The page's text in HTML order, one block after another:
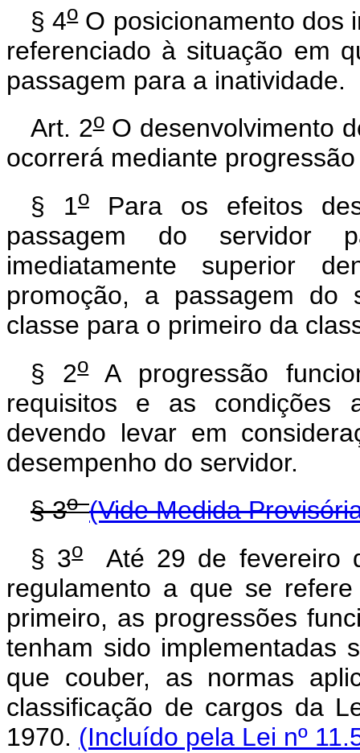
§ 4oO posicionamento dos
referenciado à situação em
passagem para a inatividade.
Art. 2oO desenvolvimento
ocorrerá mediante
§ 1oPara os efeitos
passagem do servidor
imediatamente superior
promoção, a passagem
classe para o primeiro da
§ 2oA progressão
requisitos e as condições
devendo levar em
desempenho do servidor.
§ 3o(Vide Medida
§ 3oAté 29 de fevereiro
regulamento a que se
primeiro, as progressões
tenham sido implementadas
que couber, as normas
classificação de cargos da
1970. (Incluído pela Lei nº